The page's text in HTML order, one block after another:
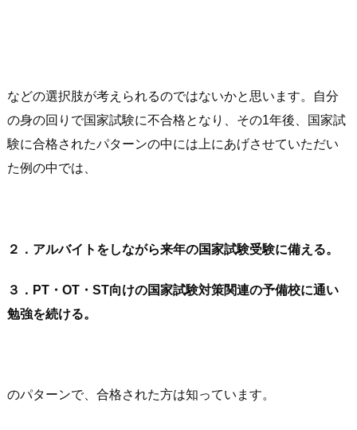
などの選択肢が考えられるのではないかと思います。自分
の身の回りで国家試験に不合格となり、その1年後、国家試
験に合格されたパターンの中には上にあげさせていただい
た例の中では、
２．アルバイトをしながら来年の国家試験受験に備える。
３．PT・OT・ST向けの国家試験対策関連の予備校に通い
勉強を続ける。
のパターンで、合格された方は知っています。